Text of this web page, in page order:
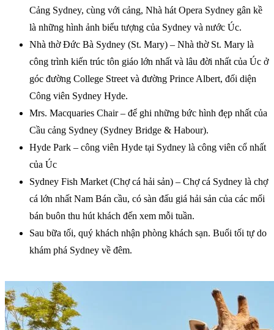
Cảng Sydney, cùng với cảng, Nhà hát Opera Sydney gân kề
là những hình ảnh biểu tượng của Sydney và nước Úc.
Nhà thờ Đức Bà Sydney (St. Mary) – Nhà thờ St. Mary là
công trình kiến trúc tôn giáo lớn nhất và lâu đời nhất của Úc ở
góc đường College Street và đường Prince Albert, đối diện
Công viên Sydney Hyde.
Mrs. Macquaries Chair – để ghi những bức hình đẹp nhất của
Cầu cảng Sydney (Sydney Bridge & Habour).
Hyde Park – công viên Hyde tại Sydney là công viên cổ nhất
của Úc
Sydney Fish Market (Chợ cá hải sản) – Chợ cá Sydney là chợ
cá lớn nhất Nam Bán cầu, có sàn đấu giá hải sản của các mối
bán buôn thu hút khách đến xem mỗi tuần.
Sau bữa tối, quý khách nhận phòng khách sạn. Buổi tối tự do
khám phá Sydney về đêm.